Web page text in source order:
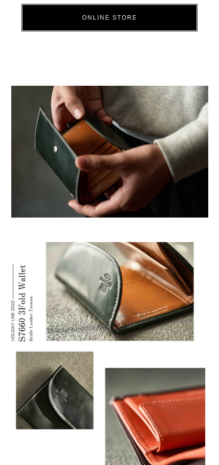
ONLINE STORE